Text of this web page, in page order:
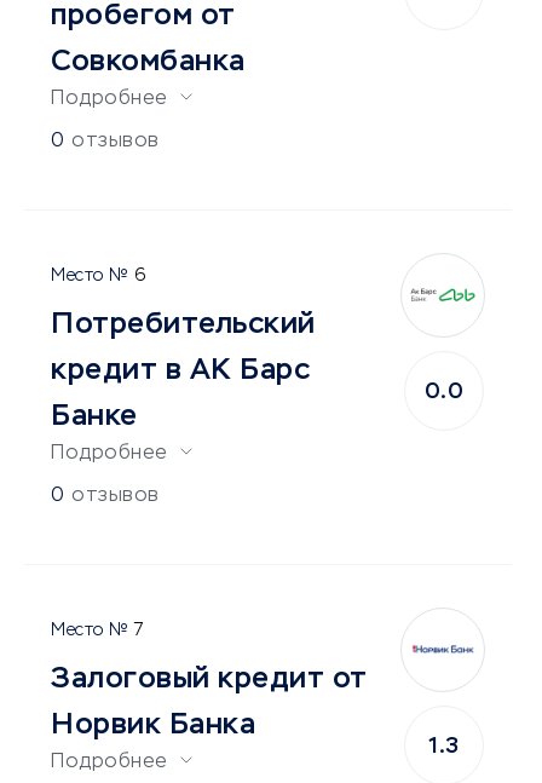
пробегом от
Совкомбанка
Подробнее
0 отзывов
6
Потребительский
кредит в АК Барс
Банке
Подробнее
0 отзывов
0.0
7
Залоговый кредит от
Норвик Банка
Подробнее
1.3